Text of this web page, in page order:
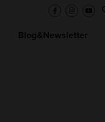
Blog&Newsletter